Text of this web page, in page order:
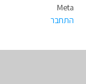
Meta
התחבר